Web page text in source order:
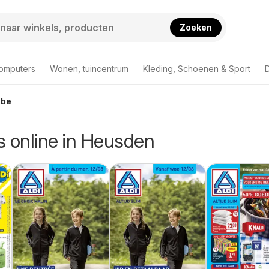
Zoeken
Wonen, tuincentrum Kleding, Schoenen & Sport
online in Heusden